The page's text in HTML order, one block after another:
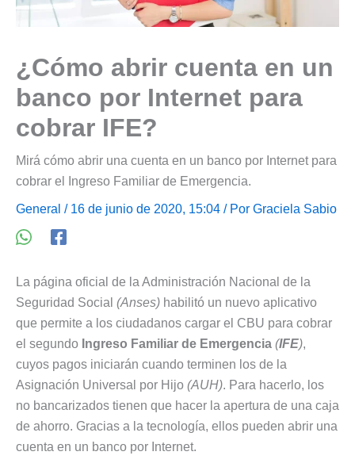
¿Cómo abrir cuenta en un
banco por Internet para
cobrar IFE?
Mirá cómo abrir una cuenta en un banco por Internet para
cobrar el Ingreso Familiar de Emergencia.
General / 16 de junio de 2020, 15:04 / Por Graciela Sabio
La página oficial de la Administración Nacional de la
Seguridad Social (Anses) habilitó un nuevo aplicativo
que permite a los ciudadanos cargar el CBU para cobrar
el segundo Ingreso Familiar de Emergencia (IFE),
cuyos pagos iniciarán cuando terminen los de la
Asignación Universal por Hijo (AUH). Para hacerlo, los
no bancarizados tienen que hacer la apertura de una caja
de ahorro. Gracias a la tecnología, ellos pueden abrir una
cuenta en un banco por Internet.